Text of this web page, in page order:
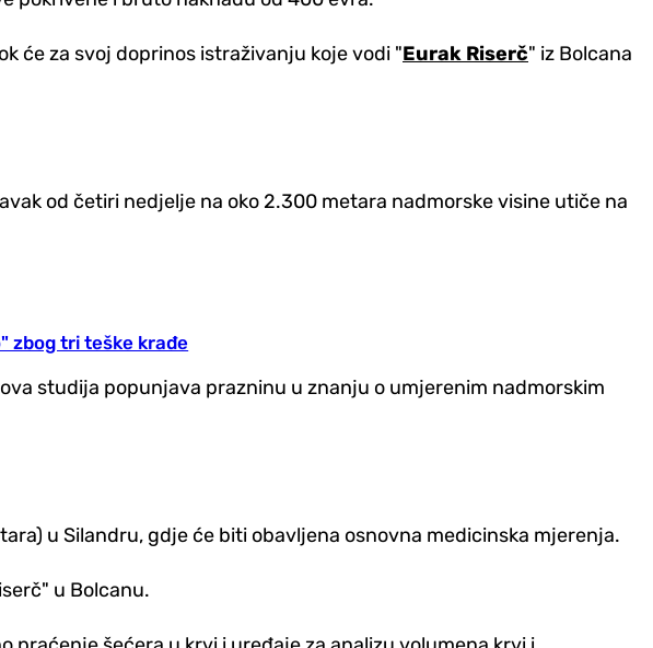
će za svoj doprinos istraživanju koje vodi "Eurak Riserč" iz Bolcana
od četiri nedjelje na oko 2.300 metara nadmorske visine utiče na
zbog tri teške krađe
studija popunjava prazninu u znanju o umjerenim nadmorskim
u Silandru, gdje će biti obavljena osnovna medicinska mjerenja.
u Bolcanu.